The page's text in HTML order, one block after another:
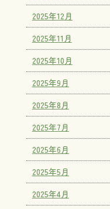
2025年12月
2025年11月
2025年10月
2025年9月
2025年8月
2025年7月
2025年6月
2025年5月
2025年4月